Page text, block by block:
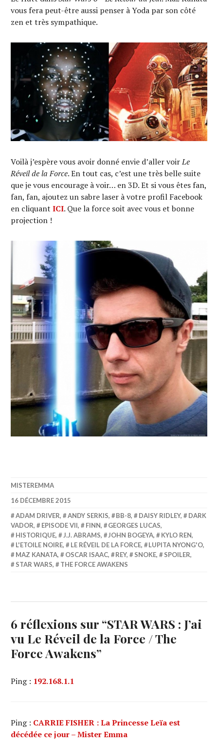
vous fera peut-être aussi penser à Yoda par son côté
zen et très sympathique.
Voilà j’espère vous avoir donné envie d’aller voirLe
Réveil de la Force. En tout cas, c’est une très belle suite
que je vous encourage à voir… en 3D. Et si vous êtes fan,
fan, fan, ajoutez un sabre laser à votre profil Facebook
en cliquantICI. Que la force soit avec vous et bonne
projection !
MISTEREMMA
16 DÉCEMBRE 2015
ADAM DRIVER, ANDY SERKIS, BB-8, DAISY RIDLEY,
DARK
VADOR, EPISODE VII, FINN, GEORGES LUCAS,
HISTORIQUE, J.J. ABRAMS, JOHN BOGEYA, KYLO REN,
L'ETOILE NOIRE, LE RÉVEIL DE LA FORCE, LUPITA NYONG'O,
MAZ KANATA, OSCAR ISAAC, REY, SNOKE, SPOILER,
STAR WARS, THE FORCE AWAKENS
6 réflexions sur “STAR WARS : J’ai
vu Le Réveil de la Force / The
Force Awakens”
Ping : 192.168.1.1
Ping : CARRIE FISHER : La Princesse Leïa est
décédée ce jour – Mister Emma